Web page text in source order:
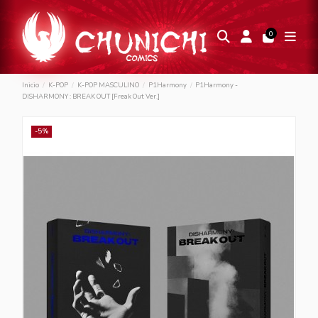
0
Inicio K-POP K-POP MASCULINO P1Harmony
P1Harmony -
DISHARMONY : BREAK OUT [Freak Out Ver.]
-5%